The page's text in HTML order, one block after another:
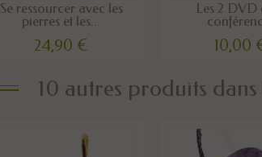
Se ressourcer avec les
pierres et les...
24,90 €
Les 2 DVD
10,00
10 autres produits